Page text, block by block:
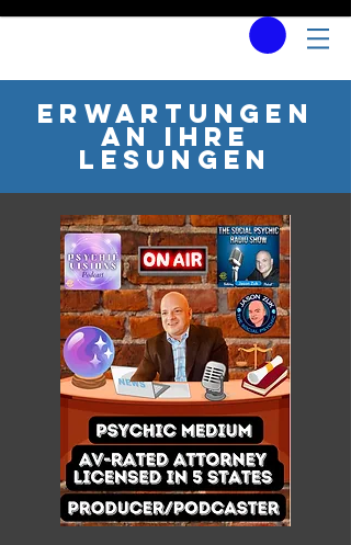
Erwartungen
an Ihre
Lesungen